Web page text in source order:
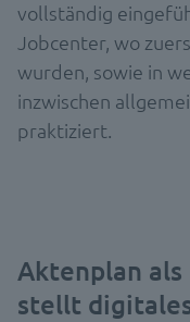
vollständig
Jobcenter, wo
wurden, sowie in
inzwischen
praktiziert.
Aktenplan
stellt